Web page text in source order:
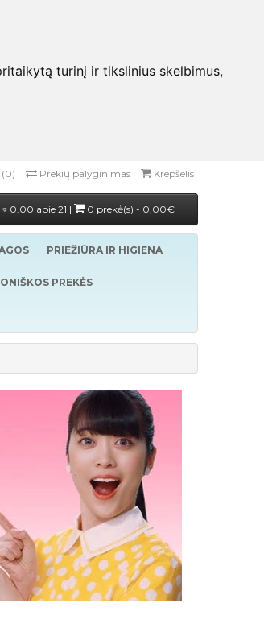
turinį ir tikslinius skelbimus,
Prekių palyginimas Krepšelis
0.00 apie 21 | 0 prekė(s) - 0,00€
PRIEŽIŪRA IR HIGIENA
PREKĖS